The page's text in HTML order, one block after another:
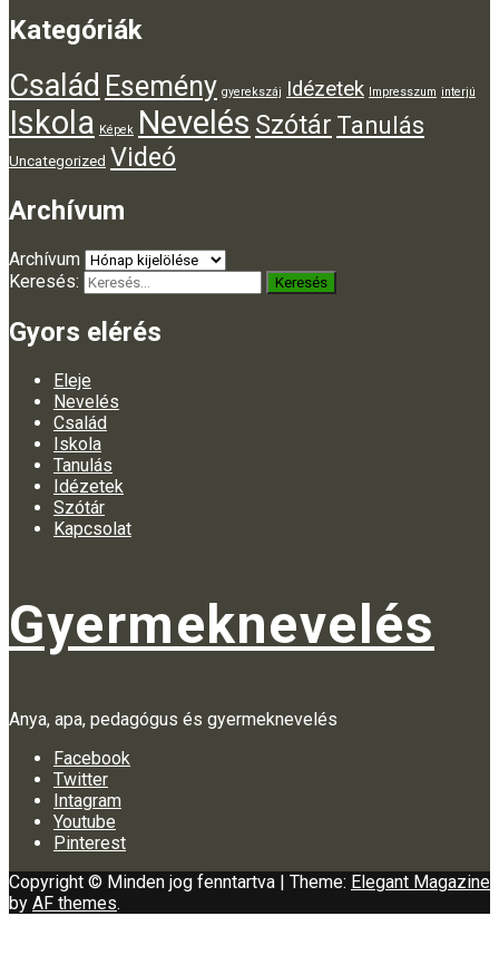
Kategóriák
Család Esemény gyerekszáj Idézetek Impresszum interjú
Iskola Képek Nevelés Szótár Tanulás
Uncategorized Videó
Archívum
Archívum
Keresés:
Gyors elérés
Eleje
Nevelés
Család
Iskola
Tanulás
Idézetek
Szótár
Kapcsolat
Gyermeknevelés
Anya, apa, pedagógus és gyermeknevelés
Facebook
Twitter
Intagram
Youtube
Pinterest
Copyright © Minden jog fenntartva
Theme: Elegant Magazine
by AF themes.